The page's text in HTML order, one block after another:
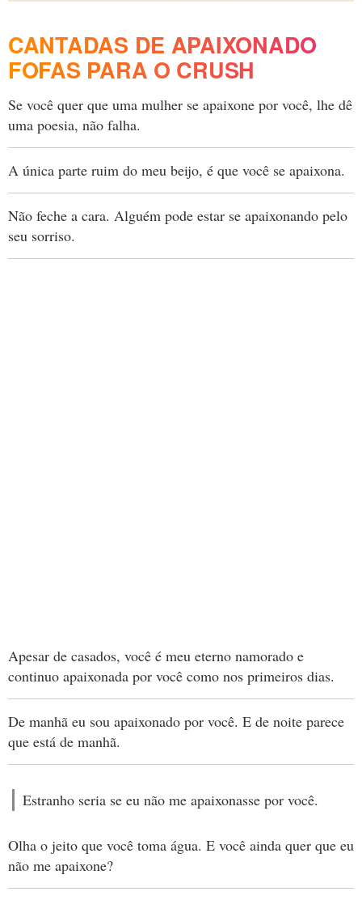
CANTADAS DE APAIXONADO
FOFAS PARA O CRUSH
Se você quer que uma mulher se apaixone por você, lhe dê
uma poesia, não falha.
A única parte ruim do meu beijo, é que você se apaixona.
Não feche a cara. Alguém pode estar se apaixonando pelo
seu sorriso.
Apesar de casados, você é meu eterno namorado e
continuo apaixonada por você como nos primeiros dias.
De manhã eu sou apaixonado por você. E de noite parece
que está de manhã.
Estranho seria se eu não me apaixonasse por você.
Olha o jeito que você toma água. E você ainda quer que eu
não me apaixone?